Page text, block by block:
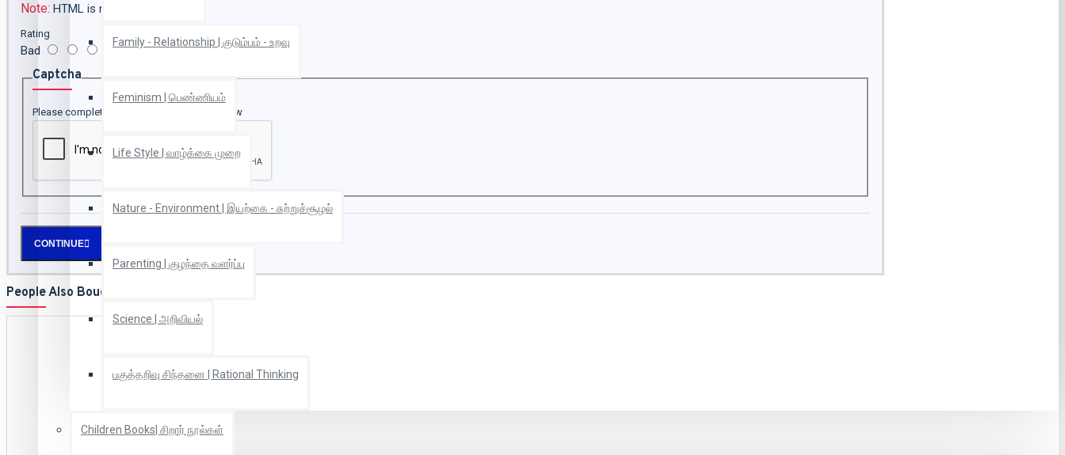
Family - Relationship | குடும்பம் - உறவு
Feminism | பெண்ணியம்
Life Style | வாழ்க்கை முறை
Nature - Environment | இயற்கை - சுற்றுச்சூழல்
Parenting | குழந்தை வளர்ப்பு
Science | அறிவியல்
பகுத்தறிவு சிந்தனை | Rational Thinking
Children Books| சிறார் நூல்கள்
Note: HTML is not translated!
Rating
Bad Good
Captcha
Please complete the captcha validation below
CONTINUE
People Also Bought